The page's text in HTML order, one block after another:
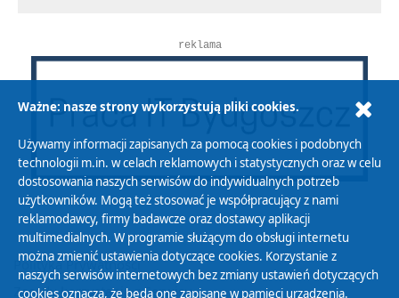
reklama
Polityka Prywatności
Zasady korzystania z Serwisu
Ważne: nasze strony wykorzystują pliki cookies.
Używamy informacji zapisanych za pomocą cookies i podobnych
technologii m.in. w celach reklamowych i statystycznych oraz w celu
dostosowania naszych serwisów do indywidualnych potrzeb
użytkowników. Mogą też stosować je współpracujący z nami
reklamodawcy, firmy badawcze oraz dostawcy aplikacji
multimedialnych. W programie służącym do obsługi internetu
można zmienić ustawienia dotyczące cookies. Korzystanie z
naszych serwisów internetowych bez zmiany ustawień dotyczących
cookies oznacza, że będą one zapisane w pamięci urządzenia.